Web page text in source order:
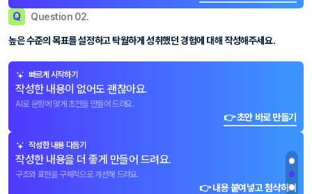
Q Question 02.
높은 수준의 목표를 설정하고 탁월하게 성취했던 경험에 대해 작성해주세요.
빠르게 시작하기
작성한 내용이 없어도 괜찮아요.
AI로 문항에 맞게 초안을 만들어 드려요.
👉 초안 바로 만들기
작성한 내용 다듬기
작성한 내용을 더 좋게 만들어 드려요.
구조와 표현을 구체적으로 개선해 드려요.
👉 내용 붙여넣고 첨삭하기